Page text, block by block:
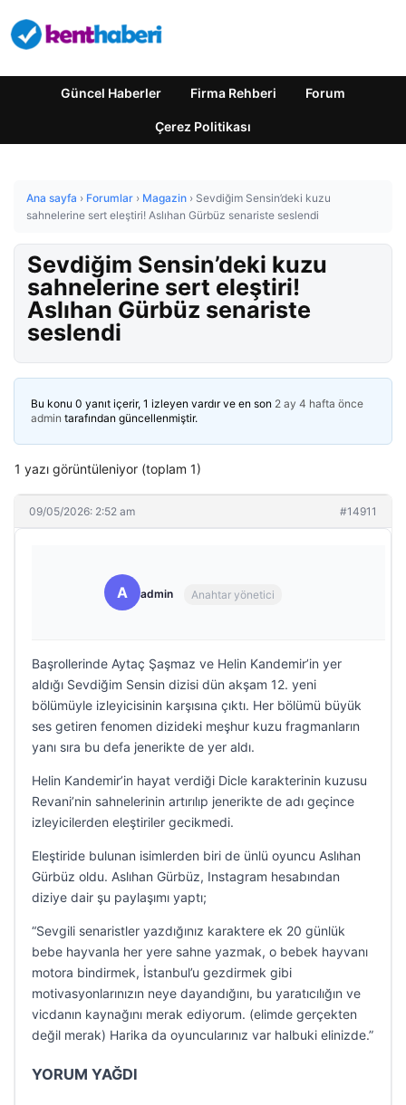
Güncel Haberler Firma Rehberi Forum
Çerez Politikası
Ana sayfa › Forumlar › Magazin › Sevdiğim Sensin’deki kuzu
sahnelerine sert eleştiri! Aslıhan Gürbüz senariste seslendi
Sevdiğim Sensin’deki kuzu
sahnelerine sert eleştiri!
Aslıhan Gürbüz senariste
seslendi
Bu konu 0 yanıt içerir, 1 izleyen vardır ve en son 2 ay 4 hafta önce
admin tarafından güncellenmiştir.
1 yazı görüntüleniyor (toplam 1)
09/05/2026: 2:52 am #14911
A admin Anahtar yönetici
Başrollerinde Aytaç Şaşmaz ve Helin Kandemir’in yer
aldığı Sevdiğim Sensin dizisi dün akşam 12. yeni
bölümüyle izleyicisinin karşısına çıktı. Her bölümü büyük
ses getiren fenomen dizideki meşhur kuzu fragmanların
yanı sıra bu defa jenerikte de yer aldı.
Helin Kandemir’in hayat verdiği Dicle karakterinin kuzusu
Revani’nin sahnelerinin artırılıp jenerikte de adı geçince
izleyicilerden eleştiriler gecikmedi.
Eleştiride bulunan isimlerden biri de ünlü oyuncu Aslıhan
Gürbüz oldu. Aslıhan Gürbüz, Instagram hesabından
diziye dair şu paylaşımı yaptı;
“Sevgili senaristler yazdığınız karaktere ek 20 günlük
bebe hayvanla her yere sahne yazmak, o bebek hayvanı
motora bindirmek, İstanbul’u gezdirmek gibi
motivasyonlarınızın neye dayandığını, bu yaratıcılığın ve
vicdanın kaynağını merak ediyorum. (elimde gerçekten
değil merak) Harika da oyuncularınız var halbuki elinizde.”
YORUM YAĞDI